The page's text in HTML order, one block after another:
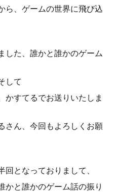
ら、ゲームの世界に飛び込
した、誰かと誰かのゲーム
して
かすてるでお送りいたしま
さん、今回もよろしくお願
回となっておりまして、
かと誰かのゲーム話の振り